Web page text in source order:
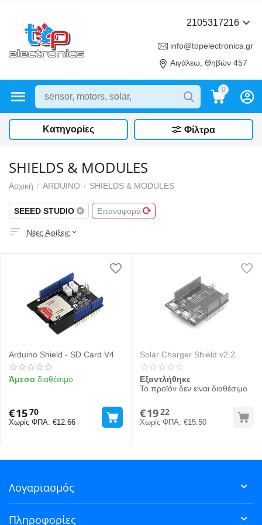
2105317216
info@topelectronics.gr
Αιγάλεω, Θηβών 457
0
Κατηγορίες Φίλτρα
SHIELDS & MODULES
Αρχική / ARDUINO / SHIELDS & MODULES
SEEED STUDIO Επαναφορά
Νέες Αφίξεις
Arduino Shield - SD Card V4
Άμεσα διαθέσιμο
€1570
Χωρίς ΦΠΑ: €12.66
Solar Charger Shield v2.2
Εξαντλήθηκε
Το προϊόν δεν είναι διαθέσιμο
€1922
Χωρίς ΦΠΑ: €15.50
Λογαριασμός
Πληροφορίες